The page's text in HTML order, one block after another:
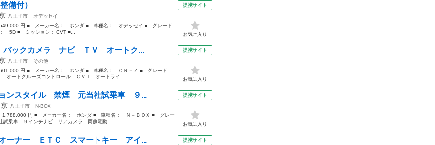
備付）
八王子市
オデッセイ
円 ■ メーカー名： ホンダ ■ 車種名： オデッセイ ■ グレード
5D ■ ミッション： CVT ■...
提携サイト
お気に入り
バックカメラ ナビ ＴＶ オートク...
八王子市
その他
円 ■ メーカー名： ホンダ ■ 車種名： ＣＲ－Ｚ ■ グレード
トクルーズコントロール ＣＶＴ オートライ...
提携サイト
お気に入り
ョンスタイル 禁煙 元当社試乗車 ９...
八王子市
N-BOX
円 ■ メーカー名： ホンダ ■ 車種名： Ｎ－ＢＯＸ ■ グレー
乗車 ９インチナビ リアカメラ 両側電動...
提携サイト
お気に入り
ーナー ＥＴＣ スマートキー アイ... 提携サイト